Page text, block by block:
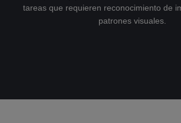
tareas que requieren reconocimiento de
patrones visuales.